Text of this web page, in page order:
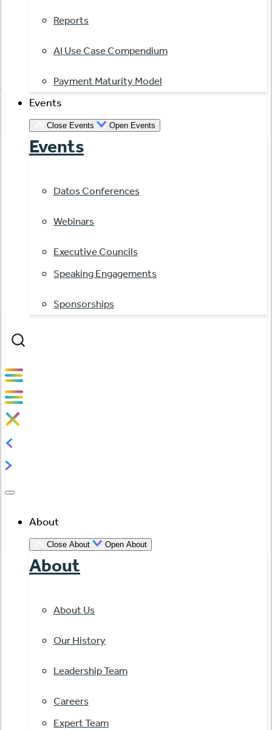
Reports
AI Use Case Compendium
Payment Maturity Model
Events
Close Events Open Events
Events
Datos Conferences
Webinars
Executive Councils
Speaking Engagements
Sponsorships
About
Close About Open About
About
About Us
Our History
Leadership Team
Careers
Expert Team